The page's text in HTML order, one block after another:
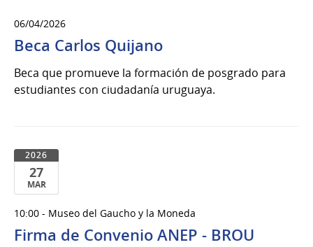
06/04/2026
Beca Carlos Quijano
Beca que promueve la formación de posgrado para
estudiantes con ciudadanía uruguaya.
2026
27
MAR
de
Mar
10:00 - Museo del Gaucho y la Moneda
Firma de Convenio ANEP - BROU